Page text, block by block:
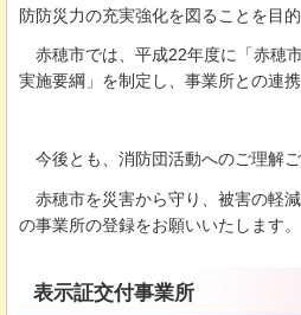
防防災力の充実強化を図ることを目
赤穂市では、平成22年度に「赤穂
実施要綱」を制定し、事業所との連携
今後とも、消防団活動へのご理解
赤穂市を災害から守り、被害の軽
の事業所の登録をお願いいたします。
表示証交付事業所